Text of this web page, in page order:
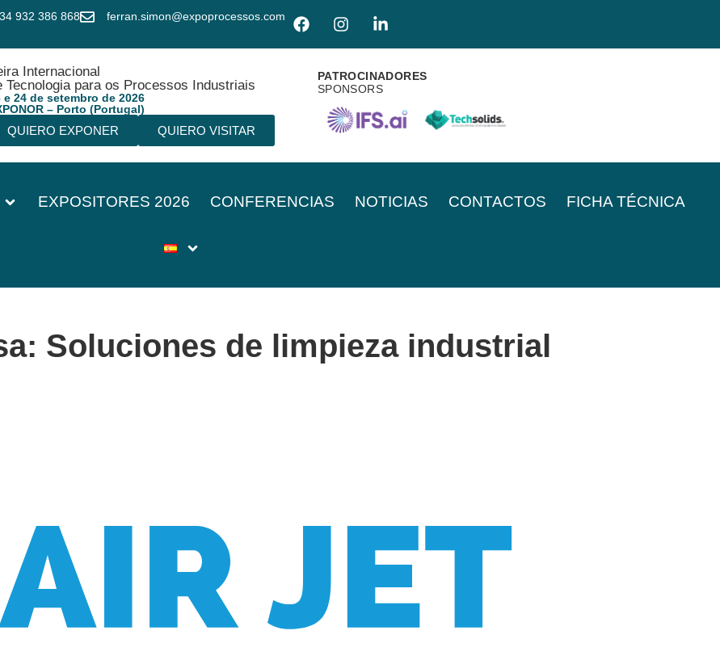
932 386 868 ferran.simon@expoprocessos.com
Internacional
Tecnologia para os Processos Industriais
e 24 de setembro de 2026
– Porto (Portugal)
QUIERO EXPONER QUIERO VISITAR
PATROCINADORES
SPONSORS
EXPOSITORES 2026 CONFERENCIAS NOTICIAS CONTACTOS FICHA TÉCNICA
Soluciones de limpieza industrial